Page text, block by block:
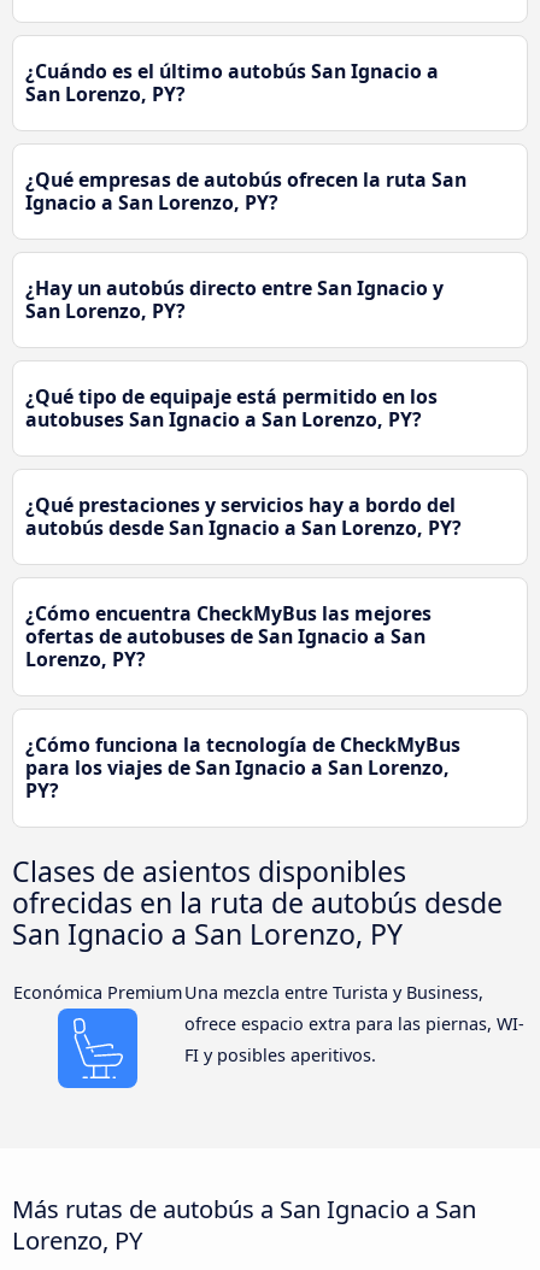
¿Cuándo es el último autobús San Ignacio a
San Lorenzo, PY?
¿Qué empresas de autobús ofrecen la ruta San
Ignacio a San Lorenzo, PY?
¿Hay un autobús directo entre San Ignacio y
San Lorenzo, PY?
¿Qué tipo de equipaje está permitido en los
autobuses San Ignacio a San Lorenzo, PY?
¿Qué prestaciones y servicios hay a bordo del
autobús desde San Ignacio a San Lorenzo, PY?
¿Cómo encuentra CheckMyBus las mejores
ofertas de autobuses de San Ignacio a San
Lorenzo, PY?
¿Cómo funciona la tecnología de CheckMyBus
para los viajes de San Ignacio a San Lorenzo,
PY?
Clases de asientos disponibles
ofrecidas en la ruta de autobús desde
San Ignacio a San Lorenzo, PY
Económica PremiumUna mezcla entre Turista y Business,
ofrece espacio extra para las piernas, WI-
FI y posibles aperitivos.
Más rutas de autobús a San Ignacio a San
Lorenzo, PY